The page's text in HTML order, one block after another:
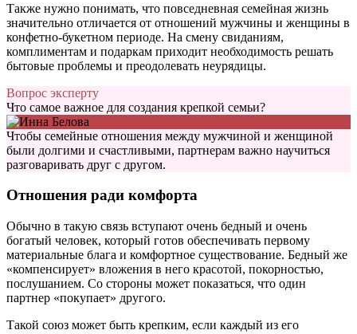
Также нужно понимать, что повседневная семейная жизнь
значительно отличается от отношений мужчины и женщины в
конфетно-букетном периоде. На смену свиданиям,
комплиментам и подаркам приходит необходимость решать
бытовые проблемы и преодолевать неурядицы.
Вопрос эксперту
Что самое важное для создания крепкой семьи?
Чтобы семейные отношения между мужчиной и женщиной
были долгими и счастливыми, партнерам важно научиться
разговаривать друг с другом.
Отношения ради комфорта
Обычно в такую связь вступают очень бедный и очень
богатый человек, который готов обеспечивать первому
материальные блага и комфортное существование. Бедный же
«компенсирует» вложения в него красотой, покорностью,
послушанием. Со стороны может показаться, что один
партнер «покупает» другого.
Такой союз может быть крепким, если каждый из его